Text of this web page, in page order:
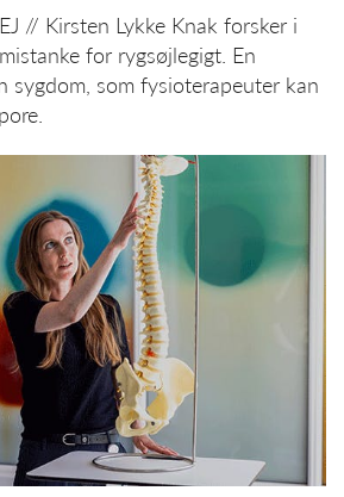
// Kirsten Lykke Knak forsker i
for rygsøjlegigt. En
sygdom, som fysioterapeuter kan